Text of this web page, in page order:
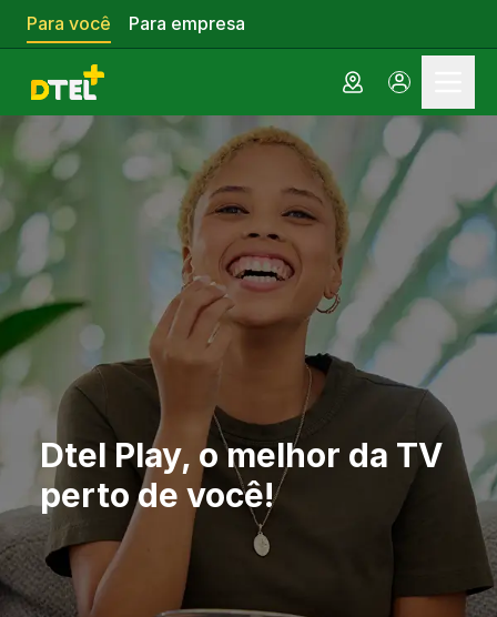
Para você Para empresa
Dtel Play, o melhor da TV
perto de você!
Contate pelo WhatsApp
Fale com a equipe agora mesmo
Ganhe descontos indicando amigos
Cadastre-se
Aproveite nossos planos e vantagens